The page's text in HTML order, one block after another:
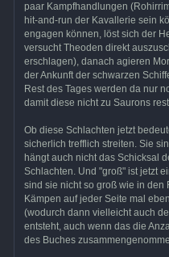
paar Kampfhandlungen
hit-and-run der Kavallerie sein
engagen können, löst sich der
versucht Theoden direkt
erschlagen), danach agieren
der Ankunft der schwarzen
Rest des Tages werden da nur
damit diese nicht zu Saurons
Ob diese Schlachten jetzt
sicherlich trefflich streiten. Sie
hängt auch nicht das Schicksal
Schlachten. Und "groß" ist jetzt
sind sie nicht so groß wie in den
Kämpen auf jeder Seite mal
(wodurch dann vielleicht auch
entsteht, auch wenn das die
des Buches